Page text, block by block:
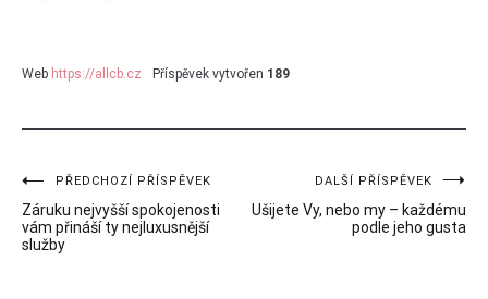
Web https://allcb.cz Příspěvek vytvořen 189
Navigace
pro
PŘEDCHOZÍ PŘÍSPĚVEK
Záruku nejvyšší spokojenosti
vám přináší ty nejluxusnější
služby
DALŠÍ PŘÍSPĚVEK
Ušijete Vy, nebo my – každému
podle jeho gusta